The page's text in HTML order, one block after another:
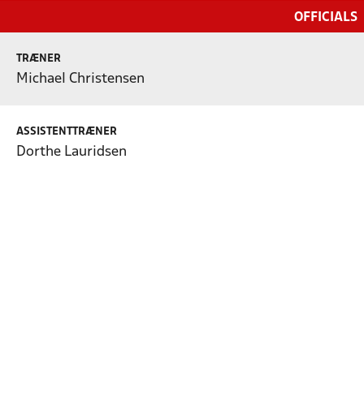
OFFICIALS
TRÆNER
Michael Christensen
ASSISTENTTRÆNER
Dorthe Lauridsen